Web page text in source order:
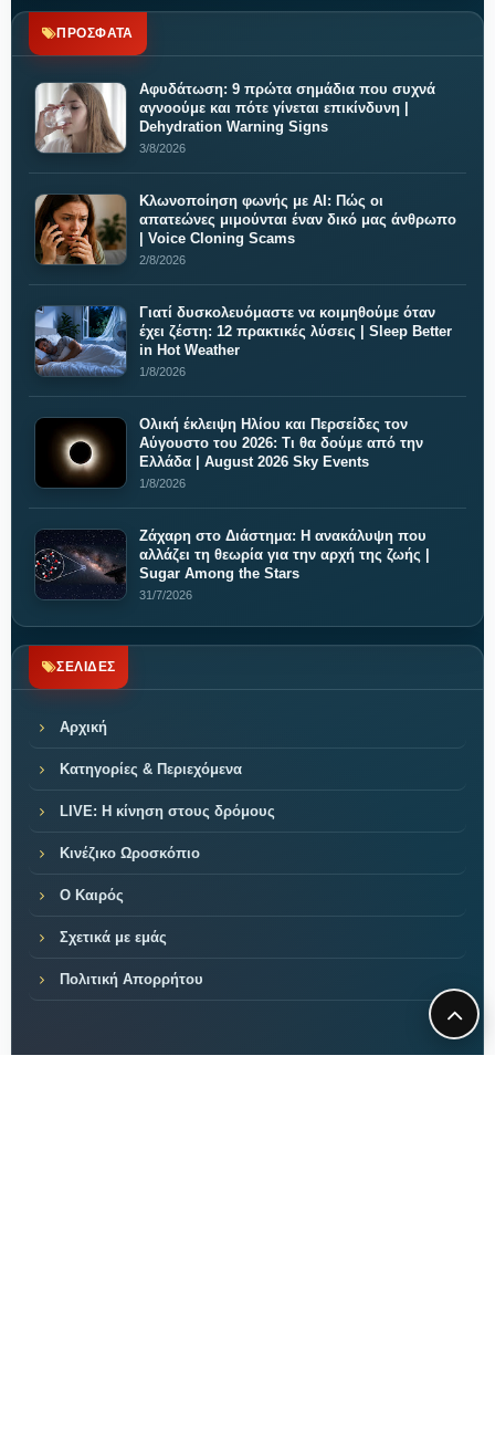
ΠΡΟΣΦΑΤΑ
Αφυδάτωση: 9 πρώτα σημάδια που συχνά
αγνοούμε και πότε γίνεται επικίνδυνη |
Dehydration Warning Signs
3/8/2026
Κλωνοποίηση φωνής με AI: Πώς οι
απατεώνες μιμούνται έναν δικό μας άνθρωπο
| Voice Cloning Scams
2/8/2026
Γιατί δυσκολευόμαστε να κοιμηθούμε όταν
έχει ζέστη: 12 πρακτικές λύσεις | Sleep Better
in Hot Weather
1/8/2026
Ολική έκλειψη Ηλίου και Περσείδες τον
Αύγουστο του 2026: Τι θα δούμε από την
Ελλάδα | August 2026 Sky Events
1/8/2026
Ζάχαρη στο Διάστημα: Η ανακάλυψη που
αλλάζει τη θεωρία για την αρχή της ζωής |
Sugar Among the Stars
31/7/2026
ΣΕΛΙΔΕΣ
Αρχική
Κατηγορίες & Περιεχόμενα
LIVE: Η κίνηση στους δρόμους
Κινέζικο Ωροσκόπιο
Ο Καιρός
Σχετικά με εμάς
Πολιτική Απορρήτου